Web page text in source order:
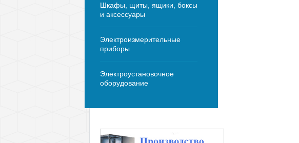
Шкафы, щиты, ящики, боксы
и аксессуары
Электроизмерительные
приборы
Электроустановочное
оборудование